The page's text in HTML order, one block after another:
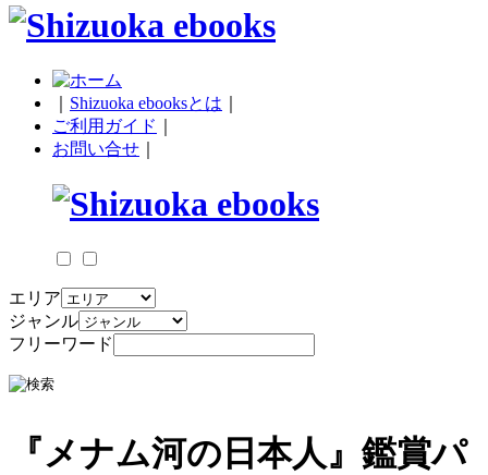
Shizuoka ebooksとは
ご利用ガイド
お問い合せ
エリア
ジャンル
フリーワード
『メナム河の日本人』鑑賞パ